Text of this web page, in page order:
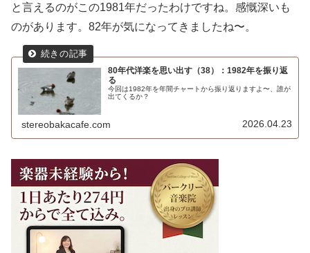
と言えるのがこの1981年だったわけですね。感慨深いも
のがあります。82年が気になってきましたね〜。
80年代洋楽を思い出す（38）：1982年を振り返
る
今回は1982年を年間チャートから振り返りますよ〜、誰が
出てくるか？
stereobakacafe.com 2026.04.23